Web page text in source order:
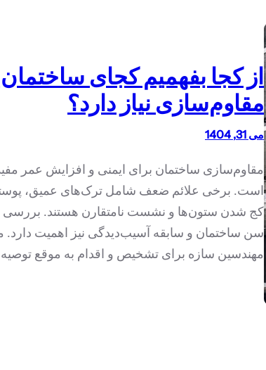
از کجا بفهمیم کجای ساختمان
مقاوم‌سازی نیاز دارد؟
می 31, 1404
مقاوم‌سازی ساختمان برای ایمنی و افزایش عمر
است. برخی علائم ضعف شامل ترک‌های عمیق،
کج شدن ستون‌ها و نشست نامتقارن هستند. بررسی
سن ساختمان و سابقه آسیب‌دیدگی نیز اهمیت دارد.
مهندسین سازه برای تشخیص و اقدام به موقع